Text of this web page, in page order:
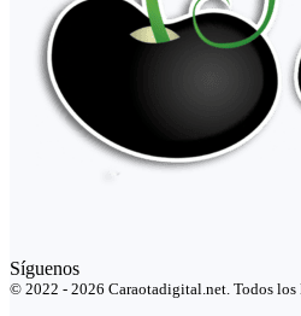
Síguenos
© 2022 - 2026 Caraotadigital.net. Todos los